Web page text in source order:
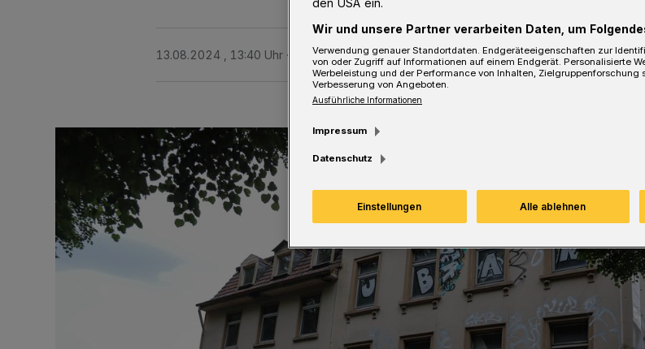
13.08.2024 , 13:40 Uhr Eine Minute Lesezeit
den USA ein.
Wir und unsere Partner verarbeiten Daten, um
Verwendung genauer Standortdaten. Endgeräteeigenschaften zur
von oder Zugriff auf Informationen auf einem Endgerät. Personalisierte
Werbeleistung und der Performance von Inhalten, Zielgruppenforschung
Verbesserung von Angeboten.
Ausführliche Informationen
Impressum
Datenschutz
Einstellungen Alle ablehnen